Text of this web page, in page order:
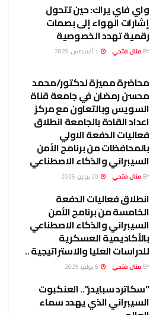
واي فاي يراك: حين تتحول
إشارات الهواء إلى بصمات
رقمية تهدد الخصوصية
BY منال فتحي
محاضرة مميزة لدكتور/محمد
محسن رمضان في جامعة قناة
السويس وبالتعاون مع مركز
اعداد القادة بالجامعة انطلاق
فعاليات الدفعة الاولي
بالمحافظات من برنامج الأمن
السيبراني والذكاء الاصطناعي
BY منال فتحي
انطلاق فعاليات الدفعة
الخامسة من برنامج الأمن
السيبراني والذكاء الاصطناعي
بالأكاديمية العسكرية
للدراسات العليا والاستراتيجية ..
BY منال فتحي
“سكاترد سبايدر”.. العنكبوت
السيبراني الذي يهدد سماء